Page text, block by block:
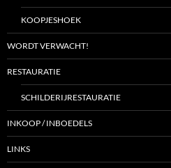
KOOPJESHOEK
WORDT VERWACHT!
RESTAURATIE
SCHILDERIJRESTAURATIE
INKOOP / INBOEDELS
LINKS